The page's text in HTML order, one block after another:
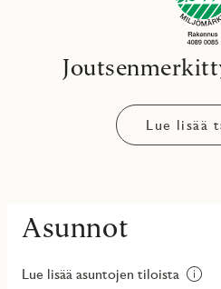
Lue lisää
Asunnot
Lue lisää asuntojen tiloista